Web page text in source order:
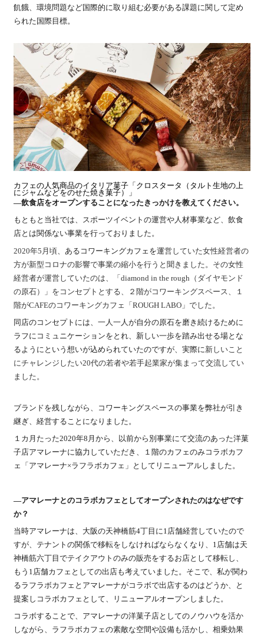
飢餓、環境問題など国際的に取り組む必要がある課題に関して定め
られた国際目標。
カフェの人気商品のイタリア菓子「クロスタータ（タルト生地の上
にジャムなどをのせた焼き菓子）」
―飲食店をオープンすることになったきっかけを教えてください。
もともと当社では、スポーツイベントの運営や人材事業など、飲食
店とは関係ない事業を行っておりました。
2020年5月頃 、あるコワーキングカフェを運営していた女性経営者の
方が新型コロナの影響で事業の縮小を行うと聞きました。 その女性
経営者が運営していたのは、「diamond in the rough（ダイヤモンド
の原石）」をコンセプトとする、２階がコワーキングスペース、１
階がCAFEのコワーキングカフェ「ROUGH LABO」でした。
同店のコンセプトには、一人一人が自分の原石を磨き続けるために
ラフにコミュニケーションをとれ、新しい一歩を踏み出せる場とな
るようにという想いが込められていたのですが、実際に新しいこと
にチャレンジしたい20代の若者や若手起業家が集まって交流してい
ました。
ブランドを残しながら、コワーキングスペースの事業を弊社が引き
継ぎ、経営することになりました。
１カ月たった2020年8月から、以前から別事業にて交流のあった洋菓
子店アマレーナに協力していただき、１階のカフェのみコラボカフ
ェ「アマレーナ×ラフラボカフェ」としてリニューアルしました。
―アマレーナとのコラボカフェとしてオープンされたのはなぜです
か？
当時アマレーナは、大阪の天神橋筋4丁目に1店舗経営していたので
すが、テナントの関係で移転をしなければならなくなり、1店舗は天
神橋筋六丁目でテイクアウトのみの販売をするお店として移転し、
もう1店舗カフェとしての出店も考えていました。そこで、私が関わ
るラフラボカフェとアマレーナがコラボで出店するのはどうか、と
提案しコラボカフェとして、リニューアルオープンしました。
コラボすることで、アマレーナの洋菓子店としてのノウハウを活か
しながら、ラフラボカフェの素敵な空間や設備も活かし、相乗効果